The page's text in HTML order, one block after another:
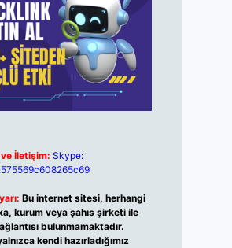
İletişim: Skype:
Bu internet sitesi, herhangi
kurum veya şahıs şirketi ile
bulunmamaktadır.
kendi hazırladığımız